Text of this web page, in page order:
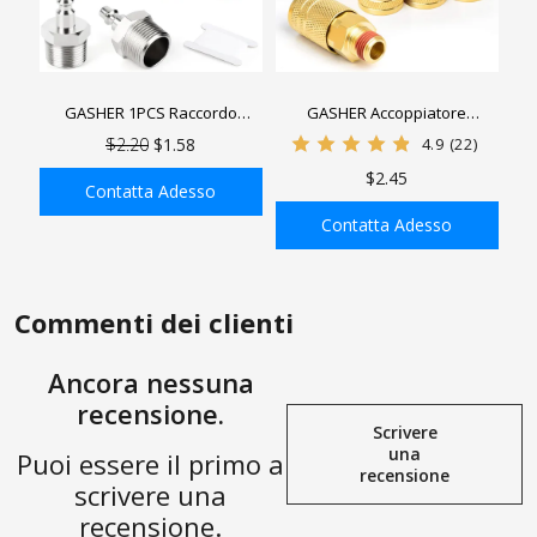
GASHER 1PCS Raccordo
maschio per utensili
pneumatici ad alto flusso,
$2.20 $1.58
Contatta Adesso
AGGIUNGI ALLA
GASHER Accoppiatore
industriale maschio in ottone
filettatura maschio NPT da 1/4
di pollice, accoppiatore
pneumatico a connessione
rapida
4.9 (22)
$2.45
Contatta Adesso
Commenti dei clienti
Ancora nessuna
recensione.
Puoi essere il primo a
scrivere una
recensione.
Scrivere
una
recensione